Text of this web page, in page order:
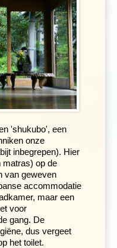
getuigen van
Japanse
waarbij op
worden
is bijvoorbeeld een
Gion met
steeds geisha's
de tijd heeft
stad te ontdekken
zelf, grote
trottoir.
'shukubo', een
onze
inbegrepen). Hier
matras) op de
van geweven
accommodatie
maar een
voor
gang. De
dus vergeet
het toilet.